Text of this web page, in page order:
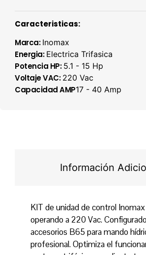
Caracteristicas:
Marca: Inomax
Energia: Electrica Trifasica
Potencia HP: 5.1 - 15 Hp
Voltaje VAC: 220 Vac
Capacidad AMP17 - 40 Amp
Información
KIT de unidad de control
operando a 220 Vac.
accesorios B65 para mando
profesional. Optimiza el